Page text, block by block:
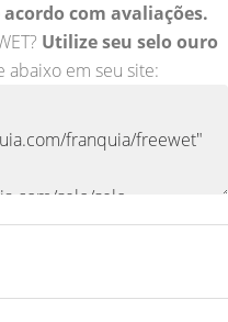
acordo com avaliações.
Utilize seu selo ouro
abaixo em seu site: